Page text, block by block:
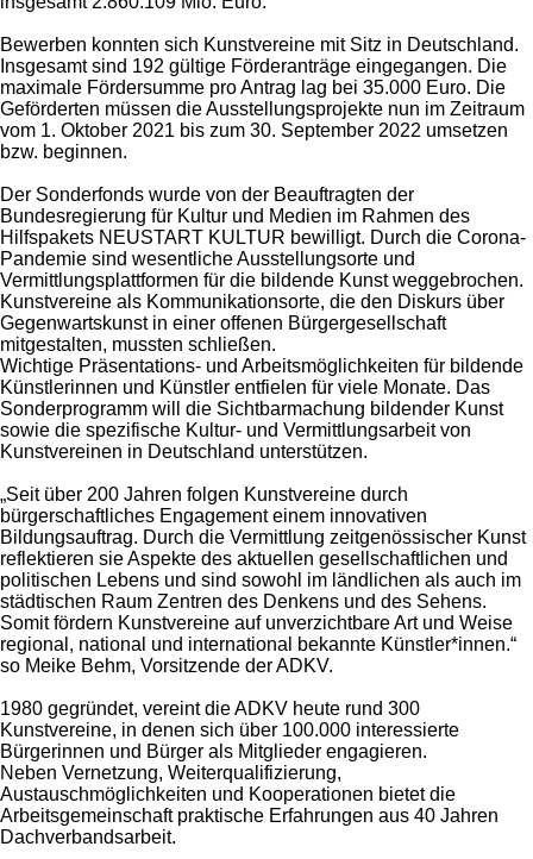
Bewerben konnten sich Kunstvereine mit Sitz in Deutschland.
Insgesamt sind 192 gültige Förderanträge eingegangen. Die
maximale Fördersumme pro Antrag lag bei 35.000 Euro. Die
Geförderten müssen die Ausstellungsprojekte nun im Zeitraum
vom 1. Oktober 2021 bis zum 30. September 2022 umsetzen
bzw. beginnen.
Der Sonderfonds wurde von der Beauftragten der
Bundesregierung für Kultur und Medien im Rahmen des
Hilfspakets NEUSTART KULTUR bewilligt. Durch die Corona-
Pandemie sind wesentliche Ausstellungsorte und
Vermittlungsplattformen für die bildende Kunst weggebrochen.
Kunstvereine als Kommunikationsorte, die den Diskurs über
Gegenwartskunst in einer offenen Bürgergesellschaft
mitgestalten, mussten schließen.
Wichtige Präsentations- und Arbeitsmöglichkeiten für bildende
Künstlerinnen und Künstler entfielen für viele Monate. Das
Sonderprogramm will die Sichtbarmachung bildender Kunst
sowie die spezifische Kultur- und Vermittlungsarbeit von
Kunstvereinen in Deutschland unterstützen.
„Seit über 200 Jahren folgen Kunstvereine durch
bürgerschaftliches Engagement einem innovativen
Bildungsauftrag. Durch die Vermittlung zeitgenössischer Kunst
reflektieren sie Aspekte des aktuellen gesellschaftlichen und
politischen Lebens und sind sowohl im ländlichen als auch im
städtischen Raum Zentren des Denkens und des Sehens.
Somit fördern Kunstvereine auf unverzichtbare Art und Weise
regional, national und international bekannte Künstler*innen.“
so Meike Behm, Vorsitzende der ADKV.
1980 gegründet, vereint die ADKV heute rund 300
Kunstvereine, in denen sich über 100.000 interessierte
Bürgerinnen und Bürger als Mitglieder engagieren.
Neben Vernetzung, Weiterqualifizierung,
Austauschmöglichkeiten und Kooperationen bietet die
Arbeitsgemeinschaft praktische Erfahrungen aus 40 Jahren
Dachverbandsarbeit.